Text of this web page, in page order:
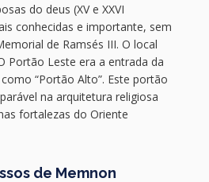
do deus (XV e XXVI
conhecidas e importante, sem
de Ramsés III. O local
Portão Leste era a entrada da
“Portão Alto”. Este portão
na arquitetura religiosa
fortalezas do Oriente
de Memnon